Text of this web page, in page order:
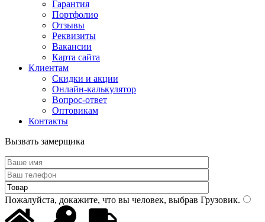
Гарантия
Портфолио
Отзывы
Реквизиты
Вакансии
Карта сайта
Клиентам
Скидки и акции
Онлайн-калькулятор
Вопрос-ответ
Оптовикам
Контакты
Вызвать замерщика
Пожалуйста, докажите, что вы человек, выбрав Грузовик.